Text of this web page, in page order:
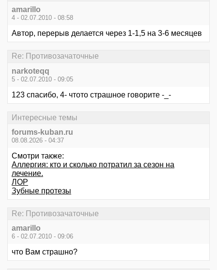
amarillo
4 - 02.07.2010 - 08:58
Автор, перерыв делается через 1-1,5 на 3-6 месяцев
Re: Противозачаточные
narkoteqq
5 - 02.07.2010 - 09:05
123 спасибо, 4- чтото страшное говорите -_-
Интересные темы
forums-kuban.ru
08.08.2026 - 04:37
Смотри также:
Аллергия: кто и сколько потратил за сезон на
лечение.
ЛОР
Зубные протезы
Re: Противозачаточные
amarillo
6 - 02.07.2010 - 09:06
что Вам страшно?